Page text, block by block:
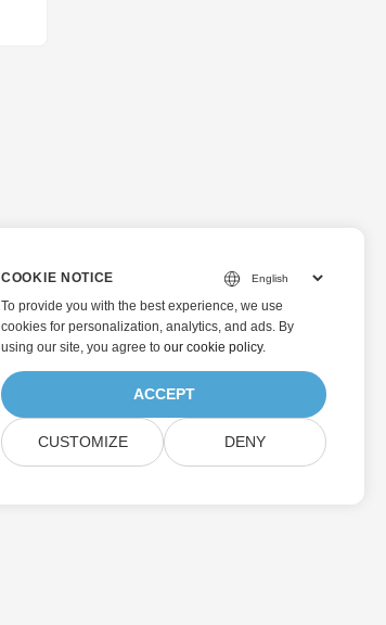
COOKIE NOTICE
To provide you with the best experience, we use
cookies for personalization, analytics, and ads. By
using our site, you agree to our cookie policy.
ACCEPT
CUSTOMIZE DENY